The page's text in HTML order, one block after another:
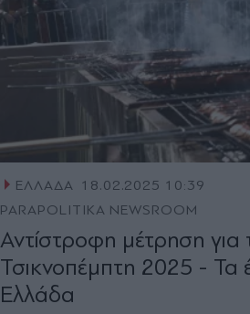
ΕΛΛΑΔΑ 18.02.2025 10:39
PARAPOLITIKA NEWSROOM
Αντίστροφη μέτρηση για
Τσικνοπέμπτη 2025 - Τα
Ελλάδα